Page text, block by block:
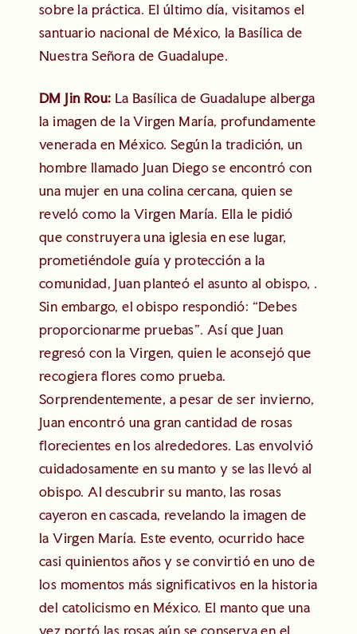
sobre la práctica. El último día, visitamos el
santuario nacional de México, la Basílica de
Nuestra Señora de Guadalupe.
DM Jin Rou: La Basílica de Guadalupe alberga
la imagen de la Virgen María, profundamente
venerada en México. Según la tradición, un
hombre llamado Juan Diego se encontró con
una mujer en una colina cercana, quien se
reveló como la Virgen María. Ella le pidió
que construyera una iglesia en ese lugar,
prometiéndole guía y protección a la
comunidad, Juan planteó el asunto al obispo, .
Sin embargo, el obispo respondió: “Debes
proporcionarme pruebas”. Así que Juan
regresó con la Virgen, quien le aconsejó que
recogiera flores como prueba.
Sorprendentemente, a pesar de ser invierno,
Juan encontró una gran cantidad de rosas
florecientes en los alrededores. Las envolvió
cuidadosamente en su manto y se las llevó al
obispo. Al descubrir su manto, las rosas
cayeron en cascada, revelando la imagen de
la Virgen María. Este evento, ocurrido hace
casi quinientos años y se convirtió en uno de
los momentos más significativos en la historia
del catolicismo en México. El manto que una
vez portó las rosas aún se conserva en el